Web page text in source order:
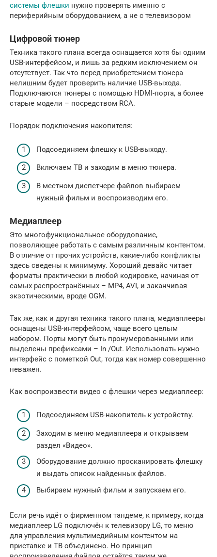
системы флешки нужно проверять именно с
периферийным оборудованием, а не с телевизором
Цифровой тюнер
Техника такого плана всегда оснащается хотя бы одним
USB-интерфейсом, и лишь за редким исключением он
отсутствует. Так что перед приобретением тюнера
нелишним будет проверить наличие USB-выхода.
Подключаются тюнеры с помощью HDMI-порта, а более
старые модели – посредством RCA.
Порядок подключения накопителя:
Подсоединяем флешку к USB-выходу.
Включаем ТВ и заходим в меню тюнера.
В местном диспетчере файлов выбираем
нужный фильм и воспроизводим его.
Медиаплеер
Это многофункциональное оборудование,
позволяющее работать с самым различным контентом.
В отличие от прочих устройств, какие-либо конфликты
здесь сведены к минимуму. Хороший девайс читает
форматы практически в любой кодировке, начиная от
самых распространённых – МР4, AVI, и заканчивая
экзотическими, вроде OGM.
Так же, как и другая техника такого плана, медиаплееры
оснащены USB-интерфейсом, чаще всего целым
набором. Порты могут быть пронумерованными или
выделены префиксами – In /Out. Использовать нужно
интерфейс с пометкой Out, тогда как номер совершенно
неважен.
Как воспроизвести видео с флешки через медиаплеер:
Подсоединяем USB-накопитель к устройству.
Заходим в меню медиаплеера и открываем
раздел «Видео».
Оборудование должно просканировать флешку
и выдать список найденных файлов.
Выбираем нужный фильм и запускаем его.
Если речь идёт о фирменном тандеме, к примеру, когда
медиаплеер LG подключён к телевизору LG, то меню
для управления мультимедийным контентом на
приставке и ТВ объединено. Но принцип